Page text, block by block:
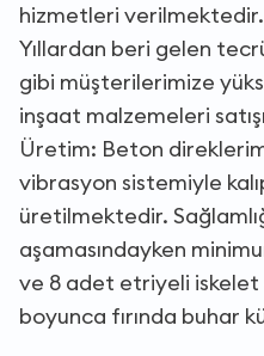
hizmetleri verilmektedir.
Yıllardan beri gelen
gibi müşterilerimize
inşaat malzemeleri
Üretim: Beton
vibrasyon sistemiyle
üretilmektedir.
aşamasındayken
ve 8 adet etriyeli iskelet
boyunca fırında buhar